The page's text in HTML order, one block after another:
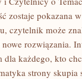
zostaje pokazana
czytelnik może
rozwiązania.
każdego, kto
strony skupia